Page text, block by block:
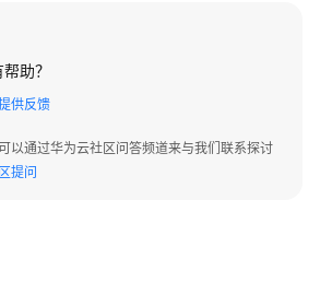
助？
供反馈
以通过华为云社区问答频道来与我们联系探讨
提问